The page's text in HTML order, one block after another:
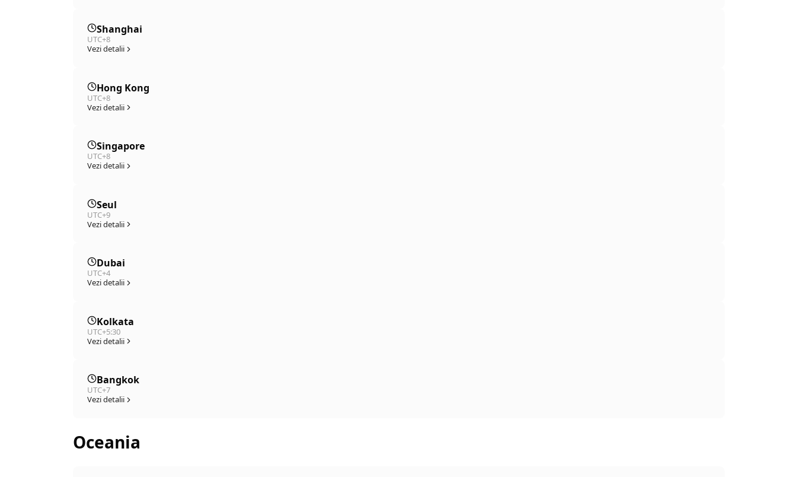
Shanghai
UTC+8
Vezi detalii
Hong Kong
UTC+8
Vezi detalii
Singapore
UTC+8
Vezi detalii
Seul
UTC+9
Vezi detalii
Dubai
UTC+4
Vezi detalii
Kolkata
UTC+5:30
Vezi detalii
Bangkok
UTC+7
Vezi detalii
Oceania